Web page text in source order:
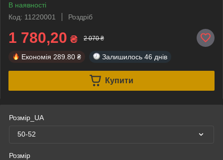
В наявності
Код: 11220001
Роздріб
1 780,20 ₴ 2 070 ₴
Економія 289.80 ₴ Залишилось 46 днів
Купити
Розмір_UA
50-52
Розмір